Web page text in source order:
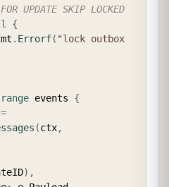
UPDATE SKIP LOCKED
{
. Errorf( "lock outbox
range events {
(ctx,
) ,